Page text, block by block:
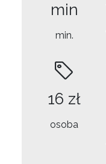
min
min.
16 zł
osoba